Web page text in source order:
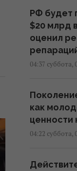
РФ будет
$20 млрд
оценил
04:37 суббота,
как
ценности
04:22 суббота,